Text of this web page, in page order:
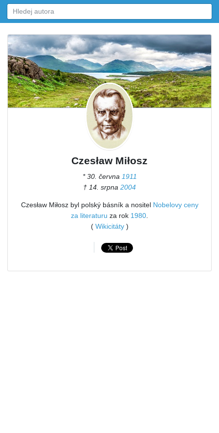
Czesław Miłosz
* 30. června 1911
† 14. srpna 2004
Czesław Miłosz byl polský básník a nositel Nobelovy ceny
za literaturu za rok 1980
( Wikicitáty)